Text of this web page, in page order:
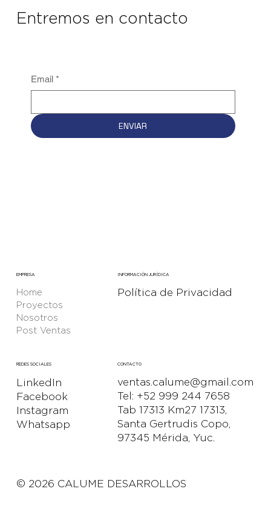
Entremos en contacto
Email *
ENVIAR
Home
Proyectos
Nosotros
Post Ventas
EMPRESA INFORMACIÓN JURÍDICA
Política de Privacidad
REDES SOCIALES
LinkedIn
Facebook
Instagram
Whatsapp
CONTACTO
ventas.calume@gmail.com
Tel: +52 999 244 7658
Tab 17313 Km27 17313,
Santa Gertrudis Copo,
97345 Mérida, Yuc.
© 2026 CALUME DESARROLLOS